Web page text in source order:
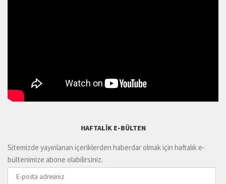
HAFTALIK E-BÜLTEN
Sitemizde yayınlanan içeriklerden haberdar olmak için haftalık e-
bültenimize abone olabilirsiniz.